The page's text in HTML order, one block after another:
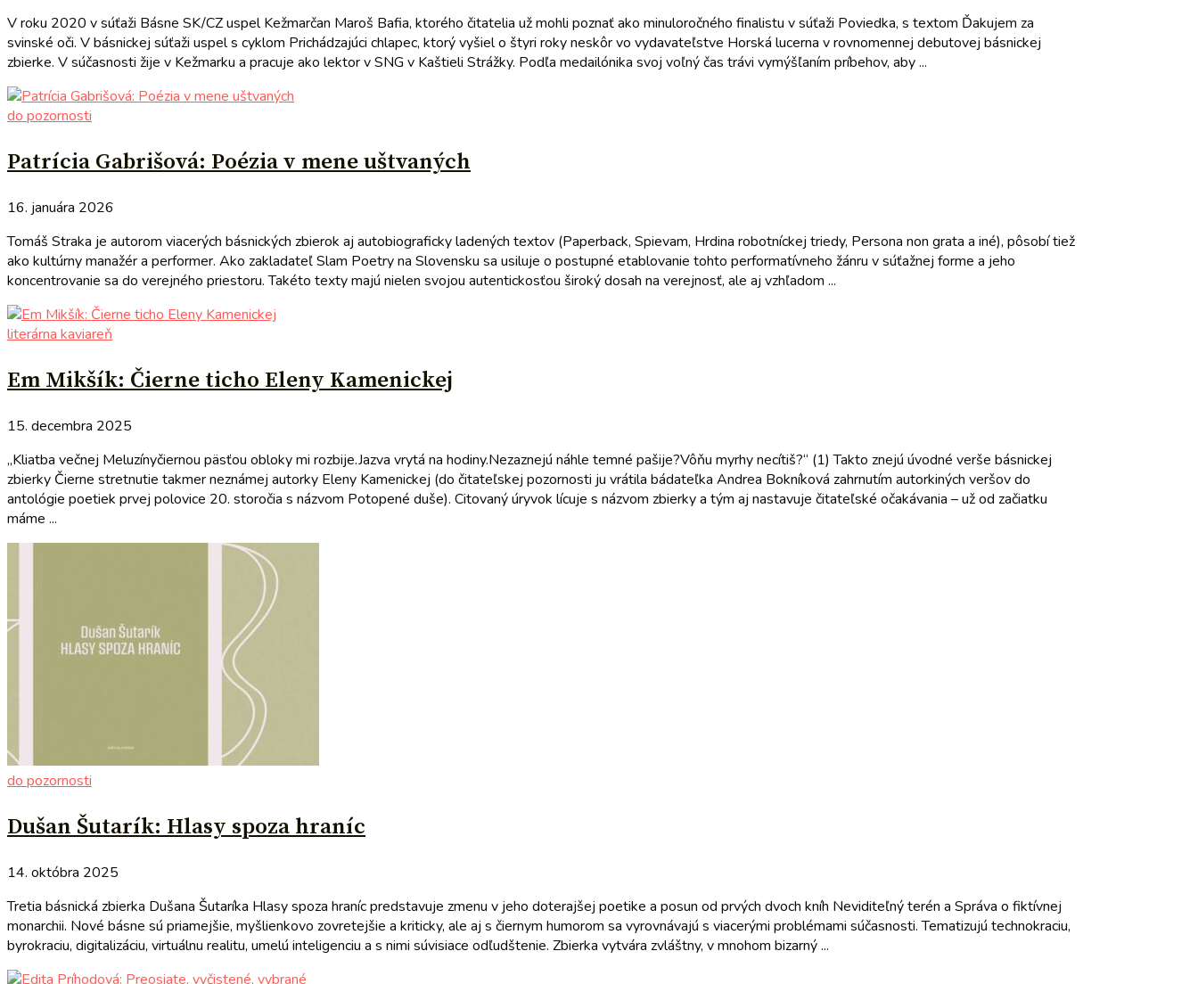
V roku 2020 v súťaži Básne SK/CZ uspel Kežmarčan Maroš Bafia, ktorého čitatelia už mohli poznať ako minuloročného finalistu v súťaži Poviedka, s textom Ďakujem za
svinské oči. V básnickej súťaži uspel s cyklom Prichádzajúci chlapec, ktorý vyšiel o štyri roky neskôr vo vydavateľstve Horská lucerna v rovnomennej debutovej básnickej
zbierke. V súčasnosti žije v Kežmarku a pracuje ako lektor v SNG v Kaštieli Strážky. Podľa medailónika svoj voľný čas trávi vymýšľaním príbehov, aby ...
do pozornosti
Patrícia Gabrišová: Poézia v mene uštvaných
16. januára 2026
Tomáš Straka je autorom viacerých básnických zbierok aj autobiograficky ladených textov (Paperback, Spievam, Hrdina robotníckej triedy, Persona non grata a iné), pôsobí tiež
ako kultúrny manažér a performer. Ako zakladateľ Slam Poetry na Slovensku sa usiluje o postupné etablovanie tohto performatívneho žánru v súťažnej forme a jeho
koncentrovanie sa do verejného priestoru. Takéto texty majú nielen svojou autentickosťou široký dosah na verejnosť, ale aj vzhľadom ...
literárna kaviareň
Em Mikšík: Čierne ticho Eleny Kamenickej
15. decembra 2025
„Kliatba večnej Meluzínyčiernou päsťou obloky mi rozbije.Jazva vrytá na hodiny.Nezaznejú náhle temné pašije?Vôňu myrhy necítiš?“ (1) Takto znejú úvodné verše básnickej
zbierky Čierne stretnutie takmer neznámej autorky Eleny Kamenickej (do čitateľskej pozornosti ju vrátila bádateľka Andrea Bokníková zahrnutím autorkiných veršov do
antológie poetiek prvej polovice 20. storočia s názvom Potopené duše). Citovaný úryvok lícuje s názvom zbierky a tým aj nastavuje čitateľské očakávania – už od začiatku
máme ...
do pozornosti
Dušan Šutarík: Hlasy spoza hraníc
14. októbra 2025
Tretia básnická zbierka Dušana Šutaríka Hlasy spoza hraníc predstavuje zmenu v jeho doterajšej poetike a posun od prvých dvoch kníh Neviditeľný terén a Správa o fiktívnej
monarchii. Nové básne sú priamejšie, myšlienkovo zovretejšie a kriticky, ale aj s čiernym humorom sa vyrovnávajú s viacerými problémami súčasnosti. Tematizujú technokraciu,
byrokraciu, digitalizáciu, virtuálnu realitu, umelú inteligenciu a s nimi súvisiace odľudštenie. Zbierka vytvára zvláštny, v mnohom bizarný ...